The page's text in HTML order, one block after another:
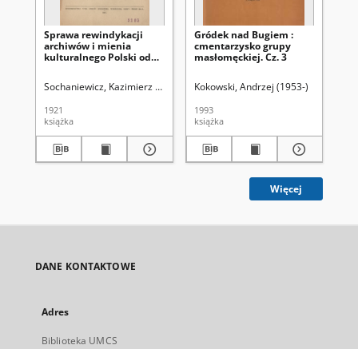
Sprawa rewindykacji
archiwów i mienia
kulturalnego Polski od
Sochaniewicz, Kazimierz (1892-1930)
1921
książka
Gródek nad Bugiem :
cmentarzysko grupy
masłomęckiej. Cz. 3
Kokowski, Andrzej (1953-)
1993
książka
Więcej
DANE KONTAKTOWE
Adres
Biblioteka UMCS